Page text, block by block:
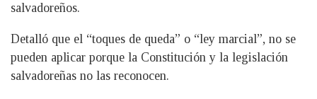
salvadoreños.
Detalló que el “toques de queda” o “ley marcial”, no se
pueden aplicar porque la Constitución y la legislación
salvadoreñas no las reconocen.